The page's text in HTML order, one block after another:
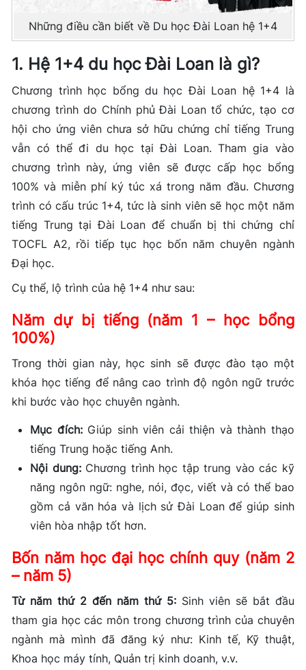
Những điều cần biết về Du học Đài Loan hệ 1+4
1. Hệ 1+4 du học Đài Loan là gì?
Chương trình học bổng du học Đài Loan hệ 1+4 là
chương trình do Chính phủ Đài Loan tổ chức, tạo cơ
hội cho ứng viên chưa sở hữu chứng chỉ tiếng Trung
vẫn có thể đi du học tại Đài Loan. Tham gia vào
chương trình này, ứng viên sẽ được cấp học bổng
100% và miễn phí ký túc xá trong năm đầu. Chương
trình có cấu trúc 1+4, tức là sinh viên sẽ học một năm
tiếng Trung tại Đài Loan để chuẩn bị thi chứng chỉ
TOCFL A2, rồi tiếp tục học bốn năm chuyên ngành
Đại học.
Cụ thể, lộ trình của hệ 1+4 như sau:
Năm dự bị tiếng (năm 1 – học bổng
100%)
Trong thời gian này, học sinh sẽ được đào tạo một
khóa học tiếng để nâng cao trình độ ngôn ngữ trước
khi bước vào học chuyên ngành.
Mục đích:Giúp sinh viên cải thiện và thành thạo
tiếng Trung hoặc tiếng Anh.
Nội dung:Chương trình học tập trung vào các kỹ
năng ngôn ngữ: nghe, nói, đọc, viết và có thể bao
gồm cả văn hóa và lịch sử Đài Loan để giúp sinh
viên hòa nhập tốt hơn.
Bốn năm học đại học chính quy (năm 2
– năm 5)
Từ năm thứ 2 đến năm thứ 5: Sinh viên sẽ bắt đầu
tham gia học các môn trong chương trình của chuyên
ngành mà mình đã đăng ký như: Kinh tế, Kỹ thuật,
Khoa học máy tính, Quản trị kinh doanh, v.v.